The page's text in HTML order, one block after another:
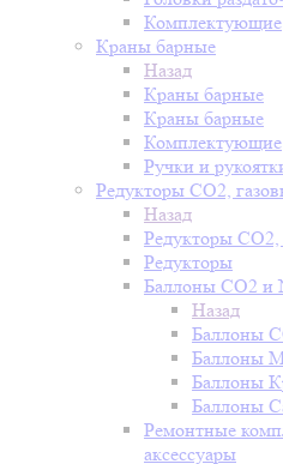
Комплектующие
Краны барные
Назад
Краны барные
Краны барные
Комплектующие
Ручки и
Редукторы СО2,
Назад
Редукторы СО2,
Редукторы
Баллоны СО2 и
Назад
Баллоны
Баллоны
Баллоны
Баллоны
Ремонтные
аксессуары